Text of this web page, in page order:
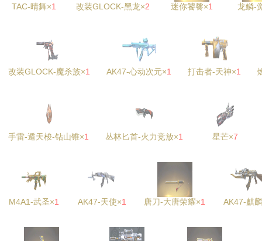
TAC-晴舞×1 改装GLOCK-黑龙×2 迷你饕餮×1 龙鳞-
改装GLOCK-魔杀族×1 AK47-心动次元×1 打击者-天神×1
手雷-遁天梭-钻山锥×1 丛林匕首-火力竞放×1 星芒×7
M4A1-武圣×1 AK47-天使×1 唐刀-大唐荣耀×1 AK47-麒